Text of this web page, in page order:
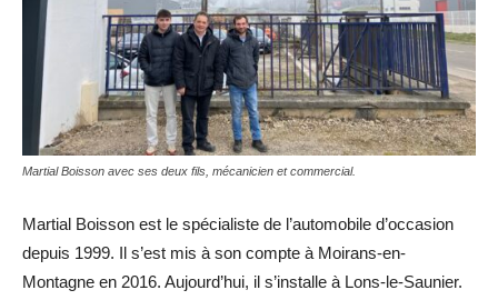
Martial Boisson avec ses deux fils, mécanicien et commercial.
Martial Boisson est le spécialiste de l’automobile d’occasion
depuis 1999. Il s’est mis à son compte à Moirans-en-
Montagne en 2016. Aujourd’hui, il s’installe à Lons-le-Saunier.